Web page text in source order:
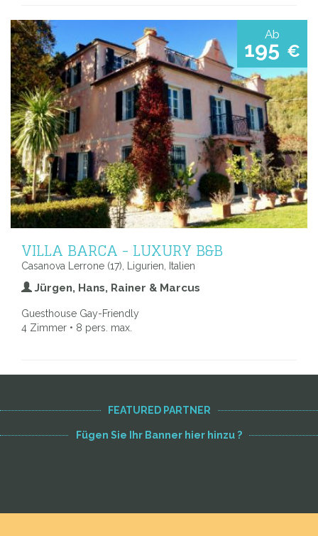
Ab
195 €
VILLA BARCA - LUXURY B&B
Casanova Lerrone (17), Ligurien, Italien
Jürgen, Hans, Rainer & Marcus
Guesthouse Gay-Friendly
4 Zimmer • 8 pers. max.
FEATURED PARTNER
Fügen Sie Ihr Banner hier hinzu ?